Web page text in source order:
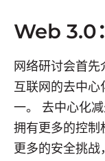
Web 3.0
网络研讨会首先
互联网的去中
一。 去中心化
拥有更多的控
更多的安全挑